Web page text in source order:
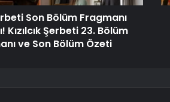
Son Bölüm Fragmanı
Kızılcık Şerbeti 23. Bölüm
ve Son Bölüm Özeti